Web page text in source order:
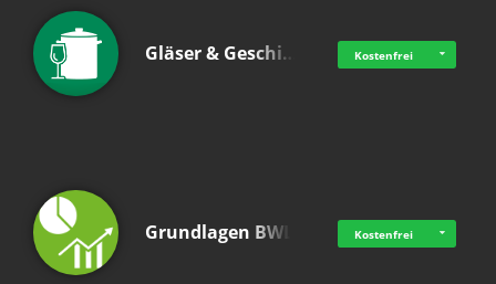
Gläser & Geschi… Kostenfrei
Grundlagen BWL Kostenfrei